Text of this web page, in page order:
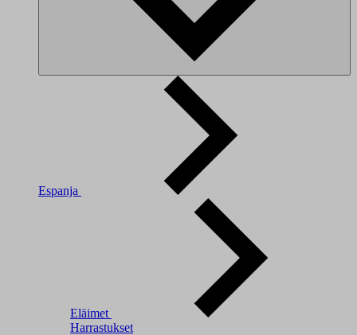
Espanja
Eläimet
Harrastukset